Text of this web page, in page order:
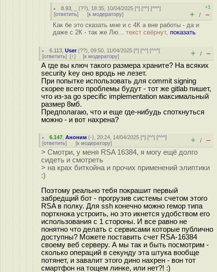
8.93 (??), 18:35, 10/04/2025 [^] [^^] [^^^]
[ответить] [к модератору]
+1
+ / –
Как бе это сказать мне и с 4К а вне работы - да и
даже с 2К - так же Лю... текст свёрнут, показать
6.113 ,User(??), 09:50, 11/04/2025 [^] [^^] [^^^]
[ответить] [↑] [к модератору] + / –
А где вы ключ такого размера храните? На всяких
security key оно вродь не лезет.
При попытке использовать для commit signing
скорее всего проблемы будут - тот же gitlab пишет,
что из-за go specific implementation максимальный
размер 8мб.
Предполагаю, что и еще где-нибудь споткнуться
можно - и вот нахрена?
6.147 ,Аноним (-), 20:24, 14/04/2025 [^] [^^] [^^^]
[ответить] [к модератору] + / –
> Смотри, у меня RSA 16384, я могу ещё долго
сидеть и смотреть
> на крах биткойна и прочих применений элиптики
:)
Поэтому реально тебя покрашит первый
забредщий бот - прогрузив системы счетом этого
RSA в полку. Для ssh конечно можно гемор типа
порткнока устроить, но это икнется удобством его
использования с 1 стороны. И все равно не
понятно что делать с сервисами которые публично
доступны? Можете поставить счет RSA-16384
своему веб серверу. А мы так и быть посмотрим -
сколько операций в секунду эта штука вообще
потянет, и завалит этого дино нахрен - вон тот
смартфон на тощем линке, или нет?! :)